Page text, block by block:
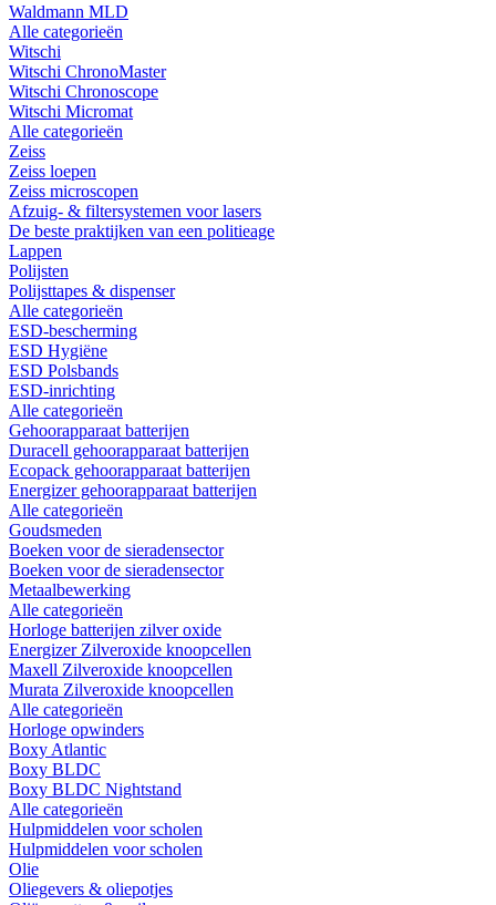
Waldmann MLD
Alle categorieën
Witschi
Witschi ChronoMaster
Witschi Chronoscope
Witschi Micromat
Alle categorieën
Zeiss
Zeiss loepen
Zeiss microscopen
Afzuig- & filtersystemen voor lasers
De beste praktijken van een politieage
Lappen
Polijsten
Polijsttapes & dispenser
Alle categorieën
ESD-bescherming
ESD Hygiëne
ESD Polsbands
ESD-inrichting
Alle categorieën
Gehoorapparaat batterijen
Duracell gehoorapparaat batterijen
Ecopack gehoorapparaat batterijen
Energizer gehoorapparaat batterijen
Alle categorieën
Goudsmeden
Boeken voor de sieradensector
Boeken voor de sieradensector
Metaalbewerking
Alle categorieën
Horloge batterijen zilver oxide
Energizer Zilveroxide knoopcellen
Maxell Zilveroxide knoopcellen
Murata Zilveroxide knoopcellen
Alle categorieën
Horloge opwinders
Boxy Atlantic
Boxy BLDC
Boxy BLDC Nightstand
Alle categorieën
Hulpmiddelen voor scholen
Hulpmiddelen voor scholen
Olie
Oliegevers & oliepotjes